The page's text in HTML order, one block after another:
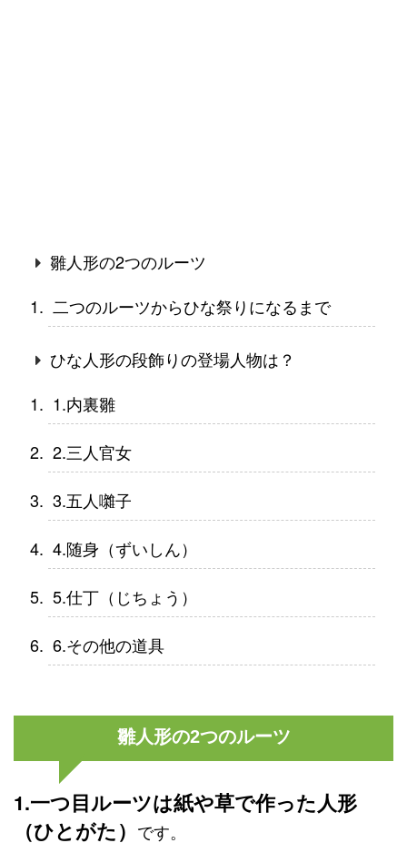
雛人形の2つのルーツ
二つのルーツからひな祭りになるまで
ひな人形の段飾りの登場人物は？
1.内裏雛
2.三人官女
3.五人囃子
4.随身（ずいしん）
5.仕丁（じちょう）
6.その他の道具
雛人形の2つのルーツ
1.一つ目ルーツは紙や草で作った人形
（ひとがた） です。